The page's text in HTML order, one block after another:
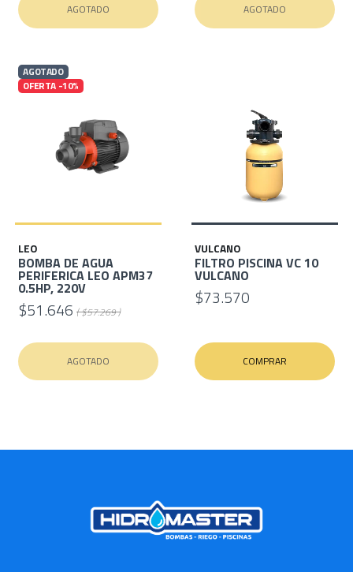
AGOTADO AGOTADO
AGOTADO
OFERTA -10%
LEO
BOMBA DE AGUA
PERIFERICA LEO APM37
0.5HP, 220V
$51.646 ( $57.269 )
AGOTADO
VULCANO
FILTRO PISCINA VC 10
VULCANO
$73.570
COMPRAR